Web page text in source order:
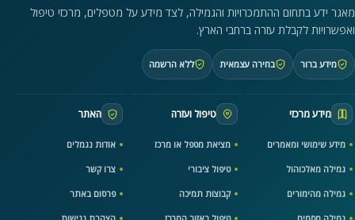
מאגר ידע בתחום ההתמכרויות והגמילה, לצד מידע על מטפלים, מרכזי טיפול
ואפשרויות לקבלת עזרה ברחבי הארץ.
מידע ברור בחירה עצמאית ללא הרשמה
מידע מרכזי
מידע שימושי ומאמרים
גמילה מאלכוהול
גמילה מהימורים
טיפול ועזרה
מציאת מטפל או מרכז
טיפול ציבורי
קבוצות תמיכה
האתר
אודות נגמלים
צרו קשר
פרסום באתר